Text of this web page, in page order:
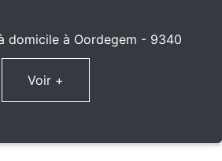
domicile à Oordegem - 9340
Voir +